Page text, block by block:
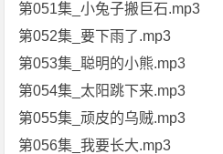
第051集_小兔子搬巨石.mp3
第052集_要下雨了.mp3
第053集_聪明的小熊.mp3
第054集_太阳跳下来.mp3
第055集_顽皮的乌贼.mp3
第056集_我要长大.mp3